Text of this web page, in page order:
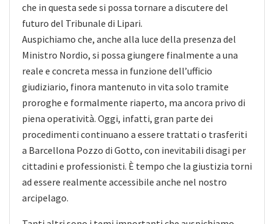
che in questa sede si possa tornare a discutere del
futuro del Tribunale di Lipari.
Auspichiamo che, anche alla luce della presenza del
Ministro Nordio, si possa giungere finalmente a una
reale e concreta messa in funzione dell’ufficio
giudiziario, finora mantenuto in vita solo tramite
proroghe e formalmente riaperto, ma ancora privo di
piena operatività. Oggi, infatti, gran parte dei
procedimenti continuano a essere trattati o trasferiti
a Barcellona Pozzo di Gotto, con inevitabili disagi per
cittadini e professionisti. È tempo che la giustizia torni
ad essere realmente accessibile anche nel nostro
arcipelago.